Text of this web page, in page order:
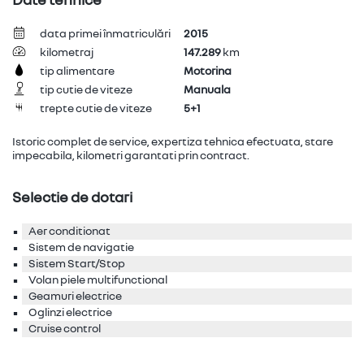
data primei înmatriculări
2015
kilometraj
147.289 km
tip alimentare
Motorina
tip cutie de viteze
Manuala
trepte cutie de viteze
5+1
Istoric complet de service, expertiza tehnica efectuata, stare
impecabila, kilometri garantati prin contract.
Selectie de dotari
Aer conditionat
Sistem de navigatie
Sistem Start/Stop
Volan piele multifunctional
Geamuri electrice
Oglinzi electrice
Cruise control